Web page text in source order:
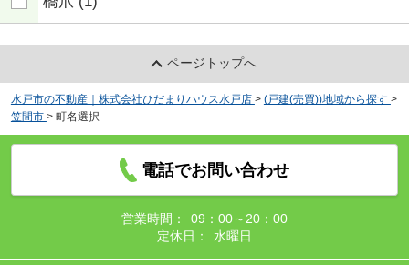
ページトップへ
水戸市の不動産｜株式会社ひだまりハウス水戸店 > (戸建(売買))地域から探す >
笠間市 > 町名選択
電話でお問い合わせ
営業時間：
09：00～20：00
定休日：
水曜日